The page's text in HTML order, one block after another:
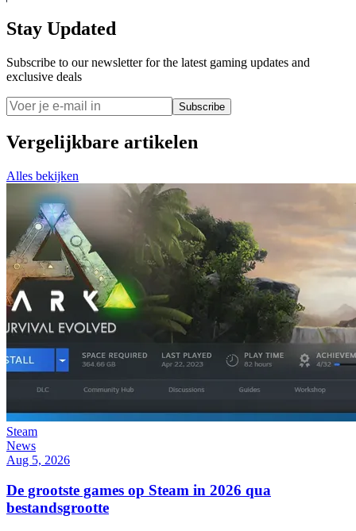
Stay Updated
Subscribe to our newsletter for the latest gaming updates and
exclusive deals
Subscribe
Vergelijkbare artikelen
Alles bekijken
Steam
News
Aug 5, 2026
De grootste games op Steam in 2026 qua
bestandsgrootte